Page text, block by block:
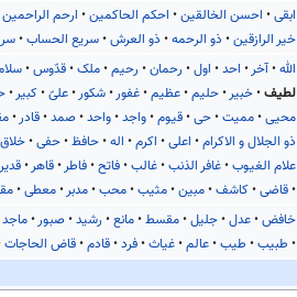
ابقی احسن الخالقین احکم الحاکمین ارحم الراحمین
خیر الرازقین ذو الرحمه ذو العرش سریع الحساب
الله آخر احد اول رحمان رحیم ملک قدّوس
لطیف خبیر حلیم عظیم غفور شکور علیّ کبیر
محیی ممیت حی قیوم واجد واحد صمد قادر
ذو الجلال و الاکرام اعلی اکرم اله حافظ حفی خلاق
علام الغیوب غافر الذنب غالب فاتح فاطر قاهر قدیر
قاضی کاشف مبین مثیب محب مدبر معطی
خافض عدل جلیل مقسط مانع رشید صبور ماجد
طبیب طیب عالم غیاث فرد قادم قاض الحاجات